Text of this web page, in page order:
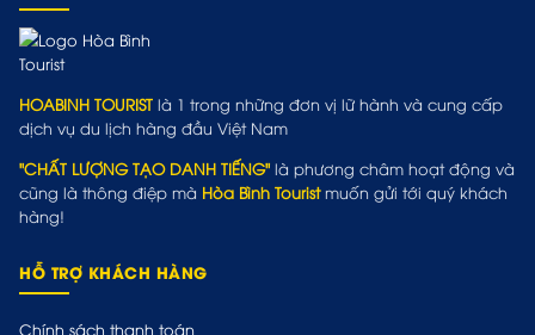
HOABINH TOURIST là 1 trong những đơn vị lữ hành và cung cấp
dịch vụ du lịch hàng đầu Việt Nam
"CHẤT LƯỢNG TẠO DANH TIẾNG" là phương châm hoạt động và
cũng là thông điệp mà Hòa Bình Touristmuốn gửi tới quý khách
hàng!
HỖ TRỢ KHÁCH HÀNG
Chính sách thanh toán